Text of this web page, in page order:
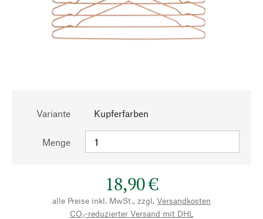
Variante Kupferfarben
Menge
18,90 €
alle Preise inkl. MwSt., zzgl. Versandkosten
CO₂-reduzierter Versand mit DHL